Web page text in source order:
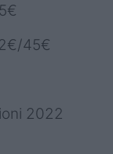
45€
2022